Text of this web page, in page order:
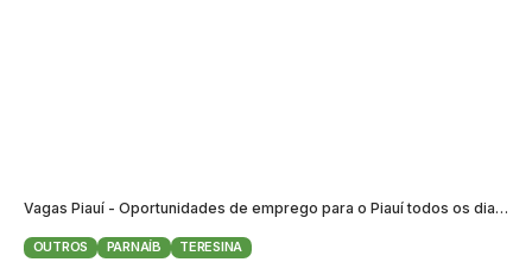
Vagas Piauí - Oportunidades de emprego para o Piauí todos os dias>
OUTROS PARNAÍB TERESINA